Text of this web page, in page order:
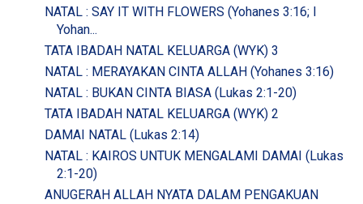
NATAL : SAY IT WITH FLOWERS (Yohanes 3:16; I
Yohan...
TATA IBADAH NATAL KELUARGA (WYK) 3
NATAL : MERAYAKAN CINTA ALLAH (Yohanes 3:16)
NATAL : BUKAN CINTA BIASA (Lukas 2:1-20)
TATA IBADAH NATAL KELUARGA (WYK) 2
DAMAI NATAL (Lukas 2:14)
NATAL : KAIROS UNTUK MENGALAMI DAMAI (Lukas
2:1-20)
ANUGERAH ALLAH NYATA DALAM PENGAKUAN